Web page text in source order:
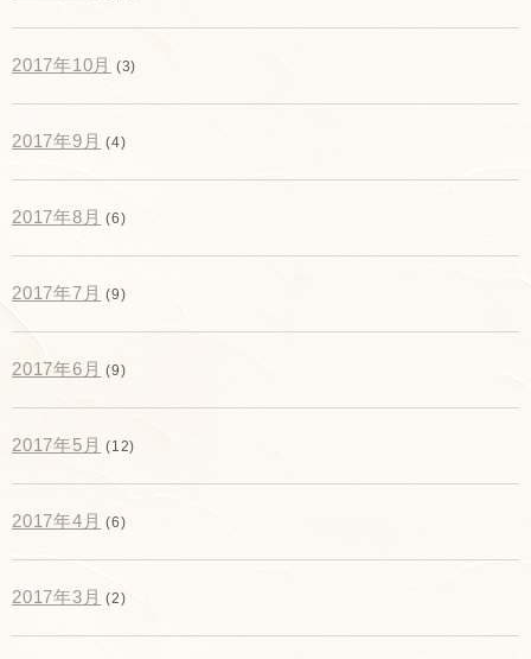
2017年10月 (3)
2017年9月 (4)
2017年8月 (6)
2017年7月 (9)
2017年6月 (9)
2017年5月 (12)
2017年4月 (6)
2017年3月 (2)